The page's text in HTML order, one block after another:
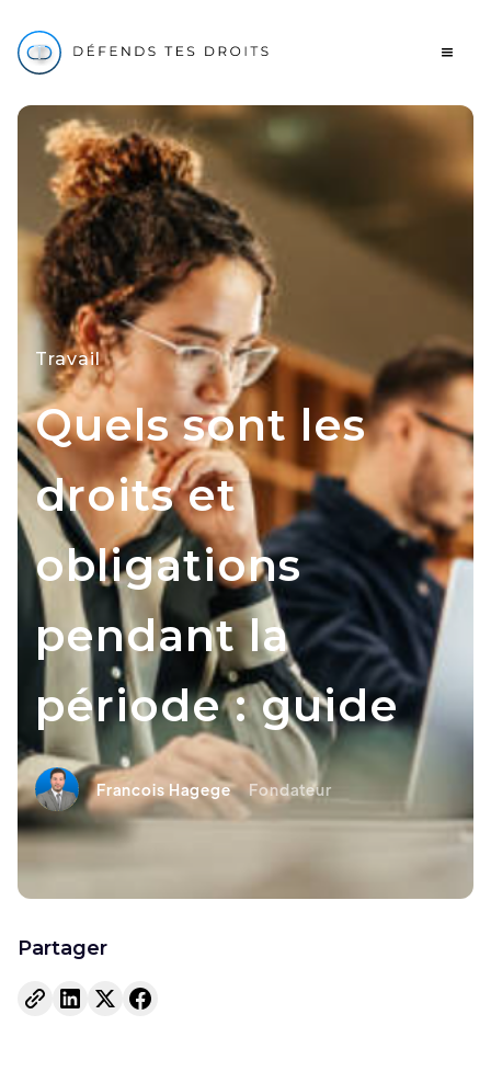
Travail
Quels sont les
droits et
obligations
pendant la
période : guide
Francois Hagege Fondateur
Partager